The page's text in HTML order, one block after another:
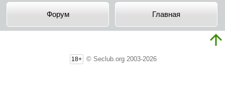
Форум Главная
18+ © Seclub.org 2003-2026